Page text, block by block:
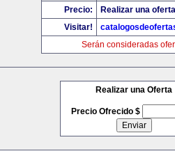
Precio:
Realizar una
Visitar!
Serán consideradas
Realizar una Oferta
Precio Ofrecido $